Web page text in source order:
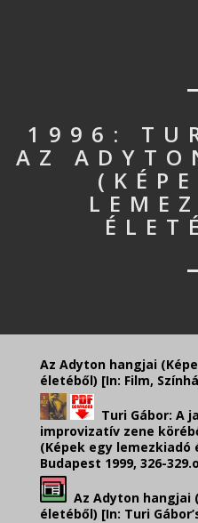
1996:
AZ
Az Adyton hangjai
életéből) [In: Film,
Turi Gábor: A
improvizatív zene
(Képek egy lemezkiadó
Budapest 1999, 326-
Az Adyton hangjai
életéből) [In: Turi